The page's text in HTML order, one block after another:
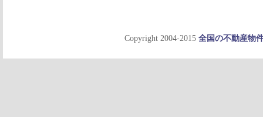
Copyright 2004-2015 全国の不動産物